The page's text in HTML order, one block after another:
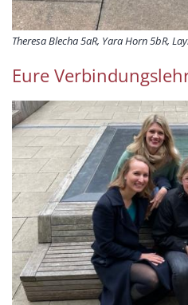
Theresa Blecha 5aR, Yara Horn 5bR,
Eure